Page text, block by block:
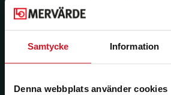
Samtycke Information
Denna webbplats använder cookies